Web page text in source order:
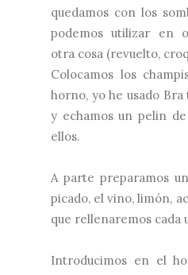
quedamos con los
podemos utilizar en
otra cosa (revuelto,
Colocamos los
horno, yo he usado
y echamos un pelin
ellos.
A parte preparamos
picado, el vino, limón,
que rellenaremos cada
Introducimos en el